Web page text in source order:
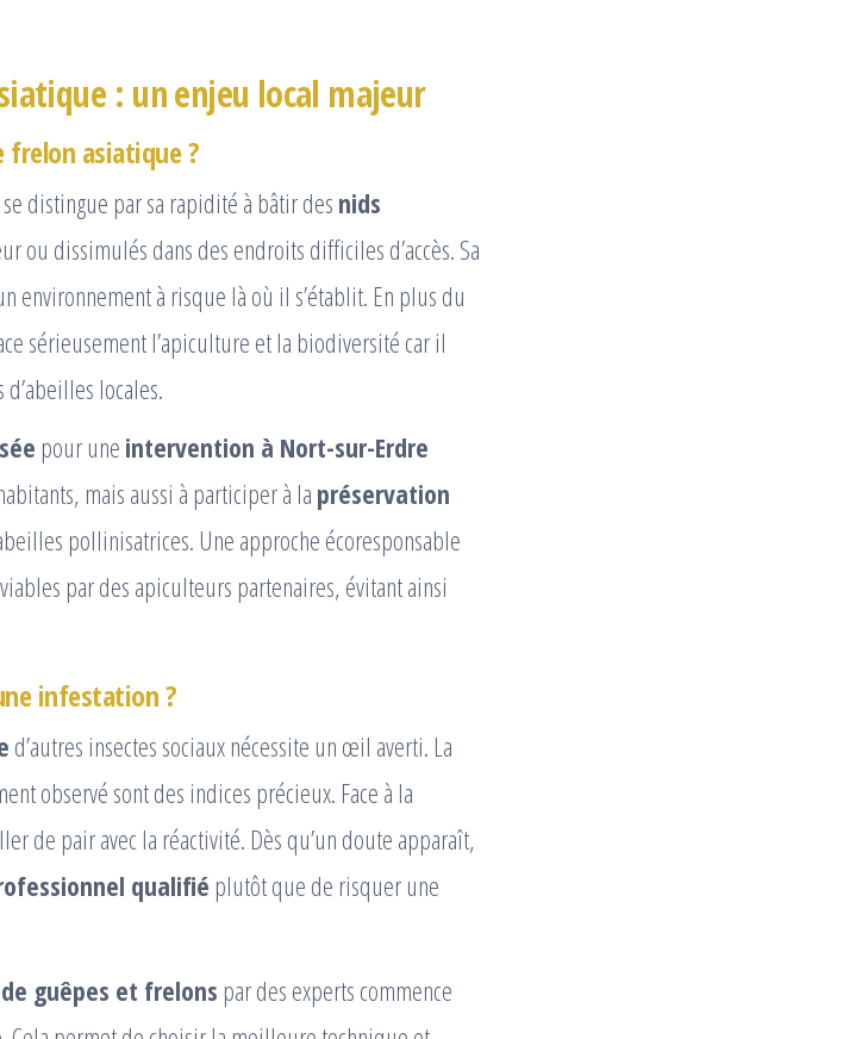
: un enjeu local majeur
frelon asiatique ?
distingue par sa rapidité à bâtir desnids
ou dissimulés dans des endroits difficiles d’accès. Sa
environnement à risque là où il s’établit. En plus du
sérieusement l’apiculture et la biodiversité car il
locales.
pour une intervention à Nort-sur-Erdre
mais aussi à participer à lapréservation
pollinisatrices. Une approche écoresponsable
par des apiculteurs partenaires, évitant ainsi
infestation ?
d’autres insectes sociaux nécessite un œil averti. La
observé sont des indices précieux. Face à la
de pair avec la réactivité. Dès qu’un doute apparaît,
qualifié plutôt que de risquer une
guêpes et frelons par des experts commence